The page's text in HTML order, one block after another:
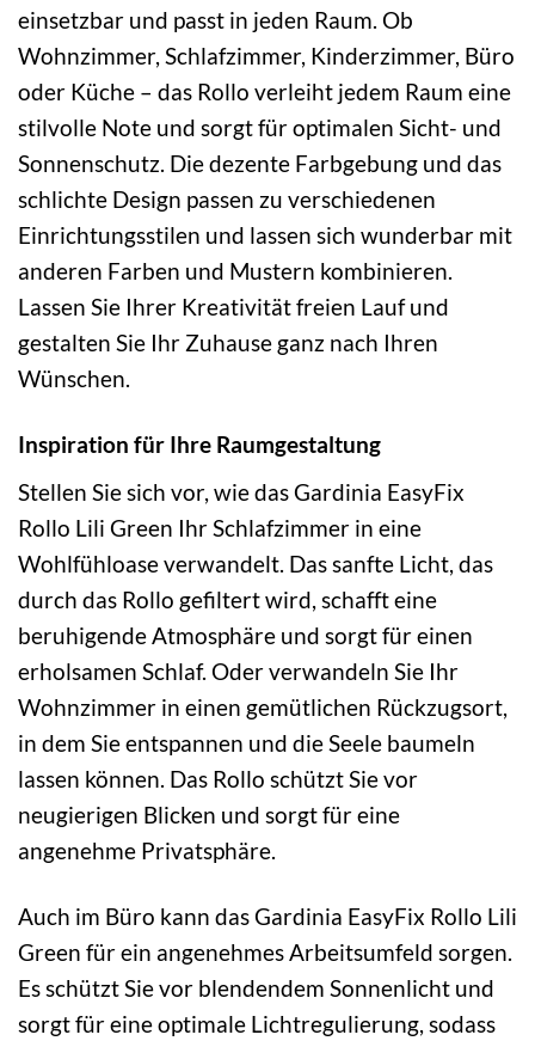
einsetzbar und passt in jeden Raum. Ob
Wohnzimmer, Schlafzimmer, Kinderzimmer, Büro
oder Küche – das Rollo verleiht jedem Raum eine
stilvolle Note und sorgt für optimalen Sicht- und
Sonnenschutz. Die dezente Farbgebung und das
schlichte Design passen zu verschiedenen
Einrichtungsstilen und lassen sich wunderbar mit
anderen Farben und Mustern kombinieren.
Lassen Sie Ihrer Kreativität freien Lauf und
gestalten Sie Ihr Zuhause ganz nach Ihren
Wünschen.
Inspiration für Ihre Raumgestaltung
Stellen Sie sich vor, wie das Gardinia EasyFix
Rollo Lili Green Ihr Schlafzimmer in eine
Wohlfühloase verwandelt. Das sanfte Licht, das
durch das Rollo gefiltert wird, schafft eine
beruhigende Atmosphäre und sorgt für einen
erholsamen Schlaf. Oder verwandeln Sie Ihr
Wohnzimmer in einen gemütlichen Rückzugsort,
in dem Sie entspannen und die Seele baumeln
lassen können. Das Rollo schützt Sie vor
neugierigen Blicken und sorgt für eine
angenehme Privatsphäre.
Auch im Büro kann das Gardinia EasyFix Rollo Lili
Green für ein angenehmes Arbeitsumfeld sorgen.
Es schützt Sie vor blendendem Sonnenlicht und
sorgt für eine optimale Lichtregulierung, sodass